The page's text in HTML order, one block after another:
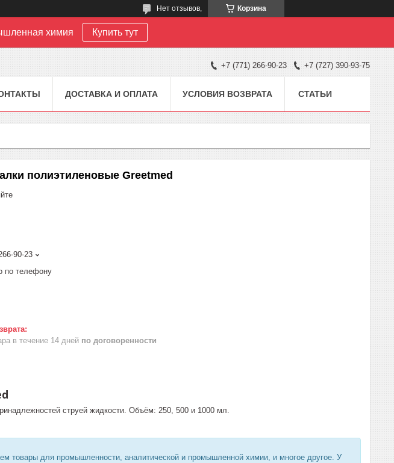
Корзина
Нет отзывов,
химия Купить тут
+7 (771) 266-90-23 +7 (727) 390-93-75
ДОСТАВКА И ОПЛАТА УСЛОВИЯ ВОЗВРАТА СТАТЬИ
полиэтиленовые Greetmed
90-23
по телефону
в течение 14 дней по договоренности
струей жидкости. Объём: 250, 500 и 1000 мл.
товары для промышленности, аналитической и промышленной химии, и многое другое. У